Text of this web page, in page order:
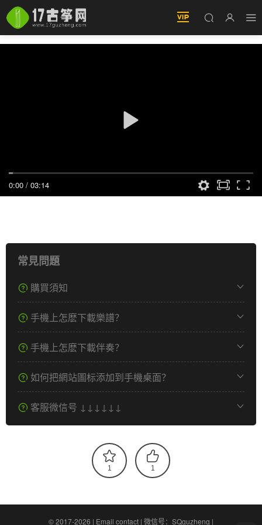
0:00 / 03:14
常見問題
購買須知
手機上怎麽下載樂譜？
手機上怎麽下載伴奏？
如何把網站圖标添加到手機桌面？
客服微信号 ↓↓↓↓↓↓
1 1
© 2017-2026 | Email contact | 微信号：SQguzheng |